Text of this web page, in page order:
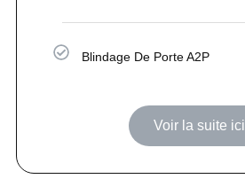
Blindage De Porte A2P
Voir la suite ici